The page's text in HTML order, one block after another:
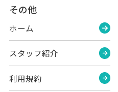
その他
ホーム
スタッフ紹介
利用規約